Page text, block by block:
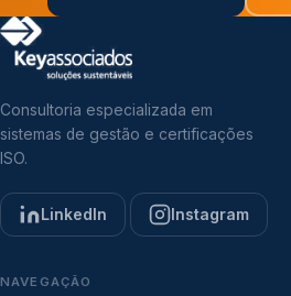
Consultoria especializada em
sistemas de gestão e certificações
ISO.
LinkedIn Instagram
NAVEGAÇÃO